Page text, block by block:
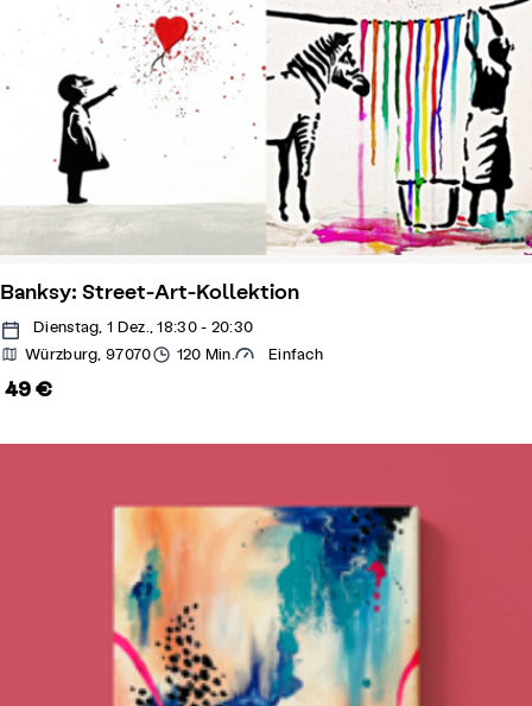
Banksy: Street-Art-Kollektion
Dienstag, 1 Dez., 18:30 - 20:30
Würzburg, 97070
120 Min. Einfach
49 €